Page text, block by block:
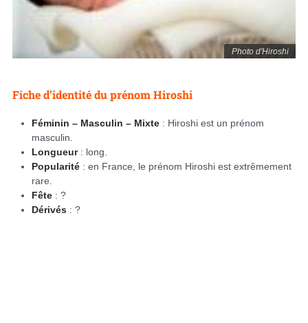
Photo d'Hiroshi
Fiche d’identité du prénom Hiroshi
Féminin – Masculin – Mixte : Hiroshi est un prénom
masculin.
Longueur: long.
Popularité : en France, le prénom Hiroshi est extrêmement
rare.
Fête : ?
Dérivés : ?